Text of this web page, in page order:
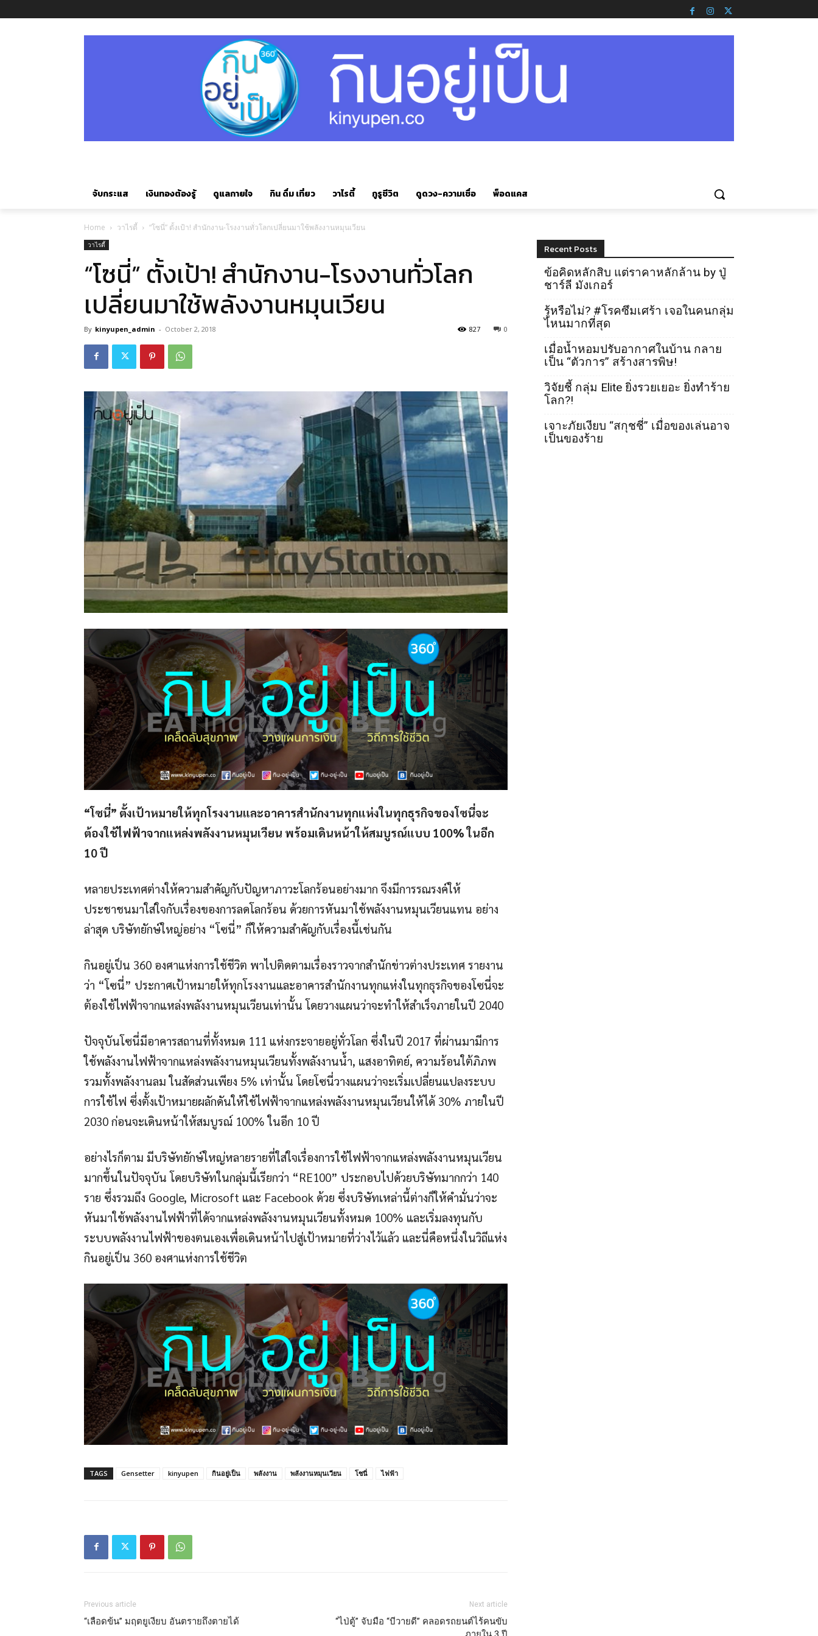
จับกระแส เงินทองต้องรู้ ดูแลกายใจ กิน ดื่ม เที่ยว วาไรตี้ กูรูชีวิต ดูดวง-ความเชื่อ พ็อดแคส
Home วาไรตี้ “โซนี่” ตั้งเป้า! สำนักงาน-โรงงานทั่วโลกเปลี่ยนมาใช้พลังงานหมุนเวียน
วาไรตี้
“โซนี่” ตั้งเป้า! สำนักงาน-โรงงานทั่วโลก
เปลี่ยนมาใช้พลังงานหมุนเวียน
By kinyupen_admin - October 2, 2018 0
827
“โซนี่” ตั้งเป้าหมายให้ทุกโรงงานและอาคารสำนักงานทุกแห่งในทุกธุรกิจของโซนี่จะ
ต้องใช้ไฟฟ้าจากแหล่งพลังงานหมุนเวียน พร้อมเดินหน้าให้สมบูรณ์แบบ 100% ในอีก
10 ปี
หลายประเทศต่างให้ความสำคัญกับปัญหาภาวะโลกร้อนอย่างมาก จึงมีการรณรงค์ให้
ประชาชนมาใส่ใจกับเรื่องของการลดโลกร้อน ด้วยการหันมาใช้พลังงานหมุนเวียนแทน อย่าง
ล่าสุด บริษัทยักษ์ใหญ่อย่าง “โซนี่” ก็ให้ความสำคัญกับเรื่องนี้เช่นกัน
กินอยู่เป็น 360 องศาแห่งการใช้ชีวิต พาไปติดตามเรื่องราวจากสำนักข่าวต่างประเทศ รายงาน
ว่า “โซนี่” ประกาศเป้าหมายให้ทุกโรงงานและอาคารสำนักงานทุกแห่งในทุกธุรกิจของโซนี่จะ
ต้องใช้ไฟฟ้าจากแหล่งพลังงานหมุนเวียนเท่านั้น โดยวางแผนว่าจะทำให้สำเร็จภายในปี 2040
ปัจจุบันโซนี่มีอาคารสถานที่ทั้งหมด 111 แห่งกระจายอยู่ทั่วโลก ซึ่งในปี 2017 ที่ผ่านมามีการ
ใช้พลังงานไฟฟ้าจากแหล่งพลังงานหมุนเวียนทั้งพลังงานน้ำ, แสงอาทิตย์, ความร้อนใต้ภิภพ
รวมทั้งพลังงานลม ในสัดส่วนเพียง 5% เท่านั้น โดยโซนี่วางแผนว่าจะเริ่มเปลี่ยนแปลงระบบ
การใช้ไฟ ซึ่งตั้งเป้าหมายผลักดันให้ใช้ไฟฟ้าจากแหล่งพลังงานหมุนเวียนให้ได้ 30% ภายในปี
2030 ก่อนจะเดินหน้าให้สมบูรณ์ 100% ในอีก 10 ปี
อย่างไรก็ตาม มีบริษัทยักษ์ใหญ่หลายรายที่ใส่ใจเรื่องการใช้ไฟฟ้าจากแหล่งพลังงานหมุนเวียน
มากขึ้นในปัจจุบัน โดยบริษัทในกลุ่มนี้เรียกว่า “RE100” ประกอบไปด้วยบริษัทมากกว่า 140
ราย ซึ่งรวมถึง Google, Microsoft และ Facebook ด้วย ซึ่งบริษัทเหล่านี้ต่างก็ให้คำมั่นว่าจะ
หันมาใช้พลังงานไฟฟ้าที่ได้จากแหล่งพลังงานหมุนเวียนทั้งหมด 100% และเริ่มลงทุนกับ
ระบบพลังงานไฟฟ้าของตนเองเพื่อเดินหน้าไปสู่เป้าหมายที่ว่างไว้แล้ว และนี่คือหนึ่งในวิถีแห่ง
กินอยู่เป็น 360 องศาแห่งการใช้ชีวิต
TAGS Gensetter kinyupen กินอยู่เป็น พลังงาน พลังงานหมุนเวียน โซนี่ ไฟฟ้า
Previous article
“เลือดข้น” มฤตยูเงียบ อันตรายถึงตายได้
Next article
“ไป่ตู้” จับมือ “บีวายดี” คลอดรถยนต์ไร้คนขับ
Recent Posts
ข้อคิดหลักสิบ แต่ราคาหลักล้าน by ปู่
ชาร์ลี มังเกอร์
รู้หรือไม่? #โรคซึมเศร้า เจอในคนกลุ่ม
ไหนมากที่สุด
เมื่อน้ำหอมปรับอากาศในบ้าน กลาย
เป็น “ตัวการ” สร้างสารพิษ!
วิจัยชี้ กลุ่ม Elite ยิ่งรวยเยอะ ยิ่งทำร้าย
โลก?!
เจาะภัยเงียบ “สกุชชี่” เมื่อของเล่นอาจ
เป็นของร้าย